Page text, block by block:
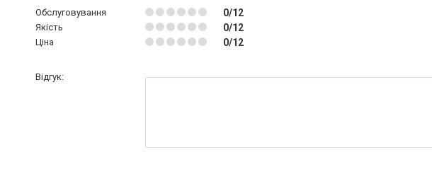
Обслуговування 0/12
Якість 0/12
Ціна 0/12
Відгук: